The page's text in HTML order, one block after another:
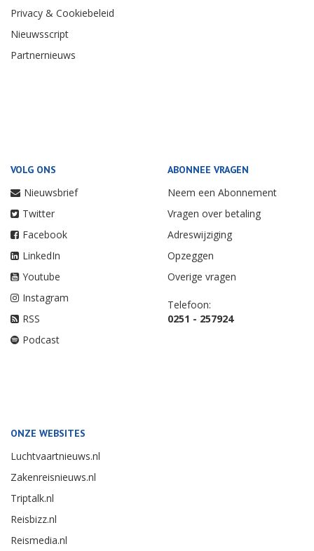
Privacy & Cookiebeleid
Nieuwsscript
Partnernieuws
VOLG ONS
Nieuwsbrief
Twitter
Facebook
LinkedIn
Youtube
Instagram
RSS
Podcast
ABONNEE VRAGEN
Neem een Abonnement
Vragen over betaling
Adreswijziging
Opzeggen
Overige vragen
Telefoon:
0251 - 257924
ONZE WEBSITES
Luchtvaartnieuws.nl
Zakenreisnieuws.nl
Triptalk.nl
Reisbizz.nl
Reismedia.nl